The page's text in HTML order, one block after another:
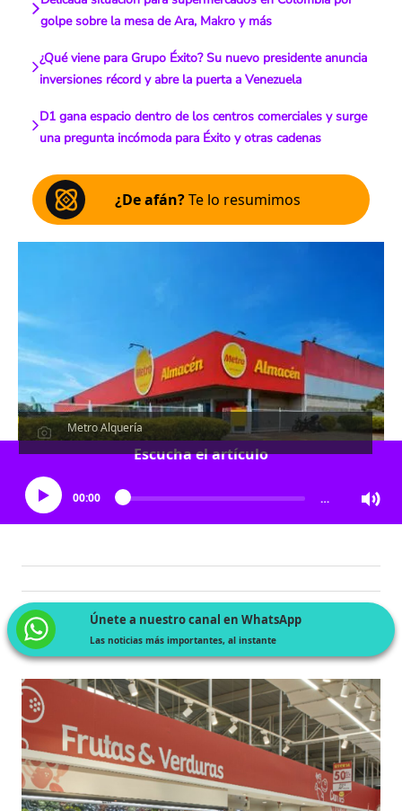
golpe sobre la mesa de Ara, Makro y más
¿Qué viene para Grupo Éxito? Su nuevo presidente anuncia
inversiones récord y abre la puerta a Venezuela
D1 gana espacio dentro de los centros comerciales y surge
una pregunta incómoda para Éxito y otras cadenas
¿De afán?Te lo resumimos
Metro Alquería
Escucha el artículo
00:00 …
Únete a nuestro canal en WhatsApp
Las noticias más importantes, al instante